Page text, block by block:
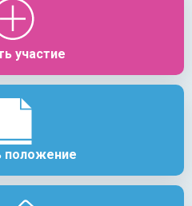
участие
положение